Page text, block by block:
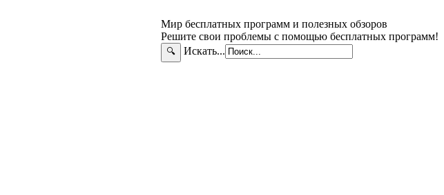
Мир бесплатных программ и полезных обзоров
Решите свои проблемы с помощью бесплатных программ!
🔍 Искать...